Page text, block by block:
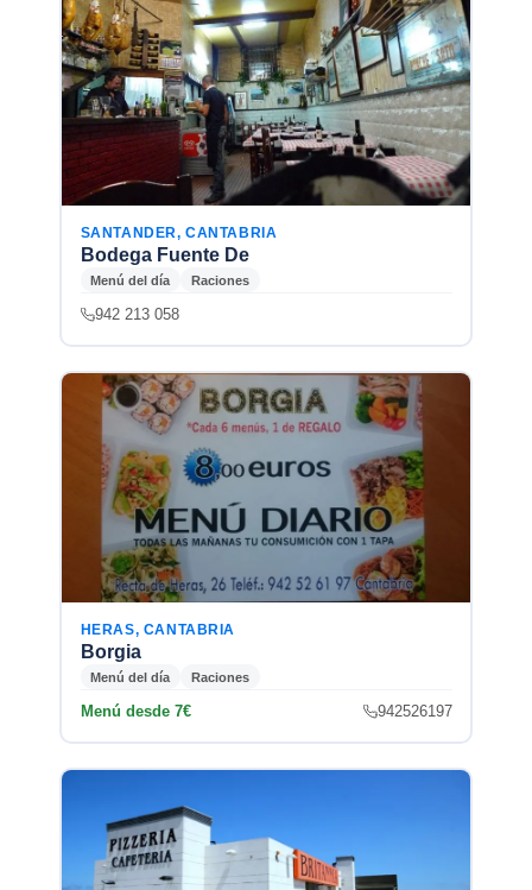
SANTANDER, CANTABRIA
Bodega Fuente De
Menú del día Raciones
942 213 058
HERAS, CANTABRIA
Borgia
Menú del día Raciones
Menú desde 7€ 942526197